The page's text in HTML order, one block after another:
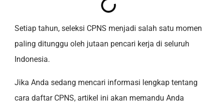
Setiap tahun, seleksi CPNS menjadi salah satu momen
paling ditunggu oleh jutaan pencari kerja di seluruh
Indonesia.
Jika Anda sedang mencari informasi lengkap tentang
cara daftar CPNS, artikel ini akan memandu Anda